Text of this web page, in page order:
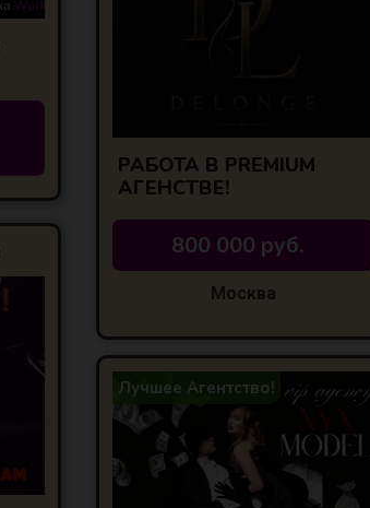
РАБОТА В PREMIUM
АГЕНСТВЕ!
800 000 руб.
Москва
Лучшее Агентство!